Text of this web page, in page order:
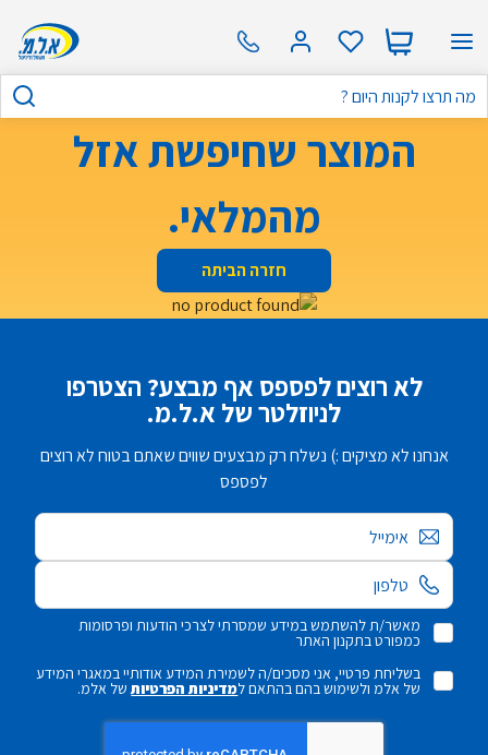
המוצר שחיפשת אזל
מהמלאי.
חזרה הביתה
לא רוצים לפספס אף מבצע? הצטרפו
לניוזלטר של א.ל.מ.
אנחנו לא מציקים :) נשלח רק מבצעים שווים שאתם בטוח לא רוצים
לפספס
אימייל
מאשר/ת להשתמש במידע שמסרתי לצרכי הודעות ופרסומות
כמפורט בתקנון האתר
בשליחת פרטיי, אני מסכים/ה לשמירת המידע אודותיי במאגרי המידע
של אלמ ולשימוש בהם בהתאם למדיניות הפרטיותשל אלמ.